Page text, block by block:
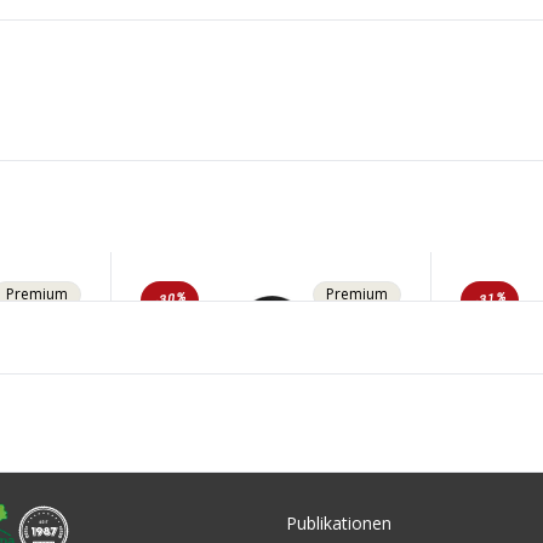
für
von
Premium -30% Premium -31%
Publikationen